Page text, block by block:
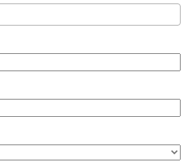
Kontakte